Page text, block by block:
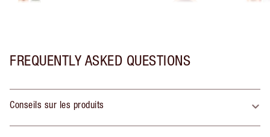
FREQUENTLY ASKED QUESTIONS
Conseils sur les produits